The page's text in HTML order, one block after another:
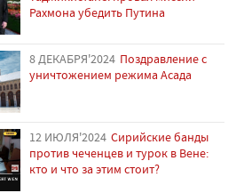
Рахмона убедить Путина
8 ДЕКАБРЯ'2024 Поздравление с
уничтожением режима Асада
12 ИЮЛЯ'2024 Сирийские банды
против чеченцев и турок в Вене:
кто и что за этим стоит?